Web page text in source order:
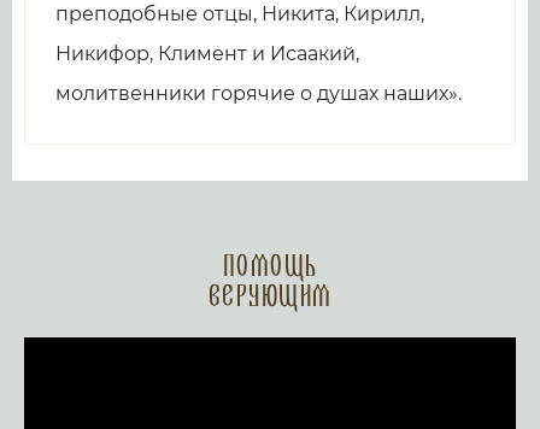
преподобные отцы, Никита, Кирилл,
Никифор, Климент и Исаакий,
молитвенники горячие о душах наших».
Помощь
верующим